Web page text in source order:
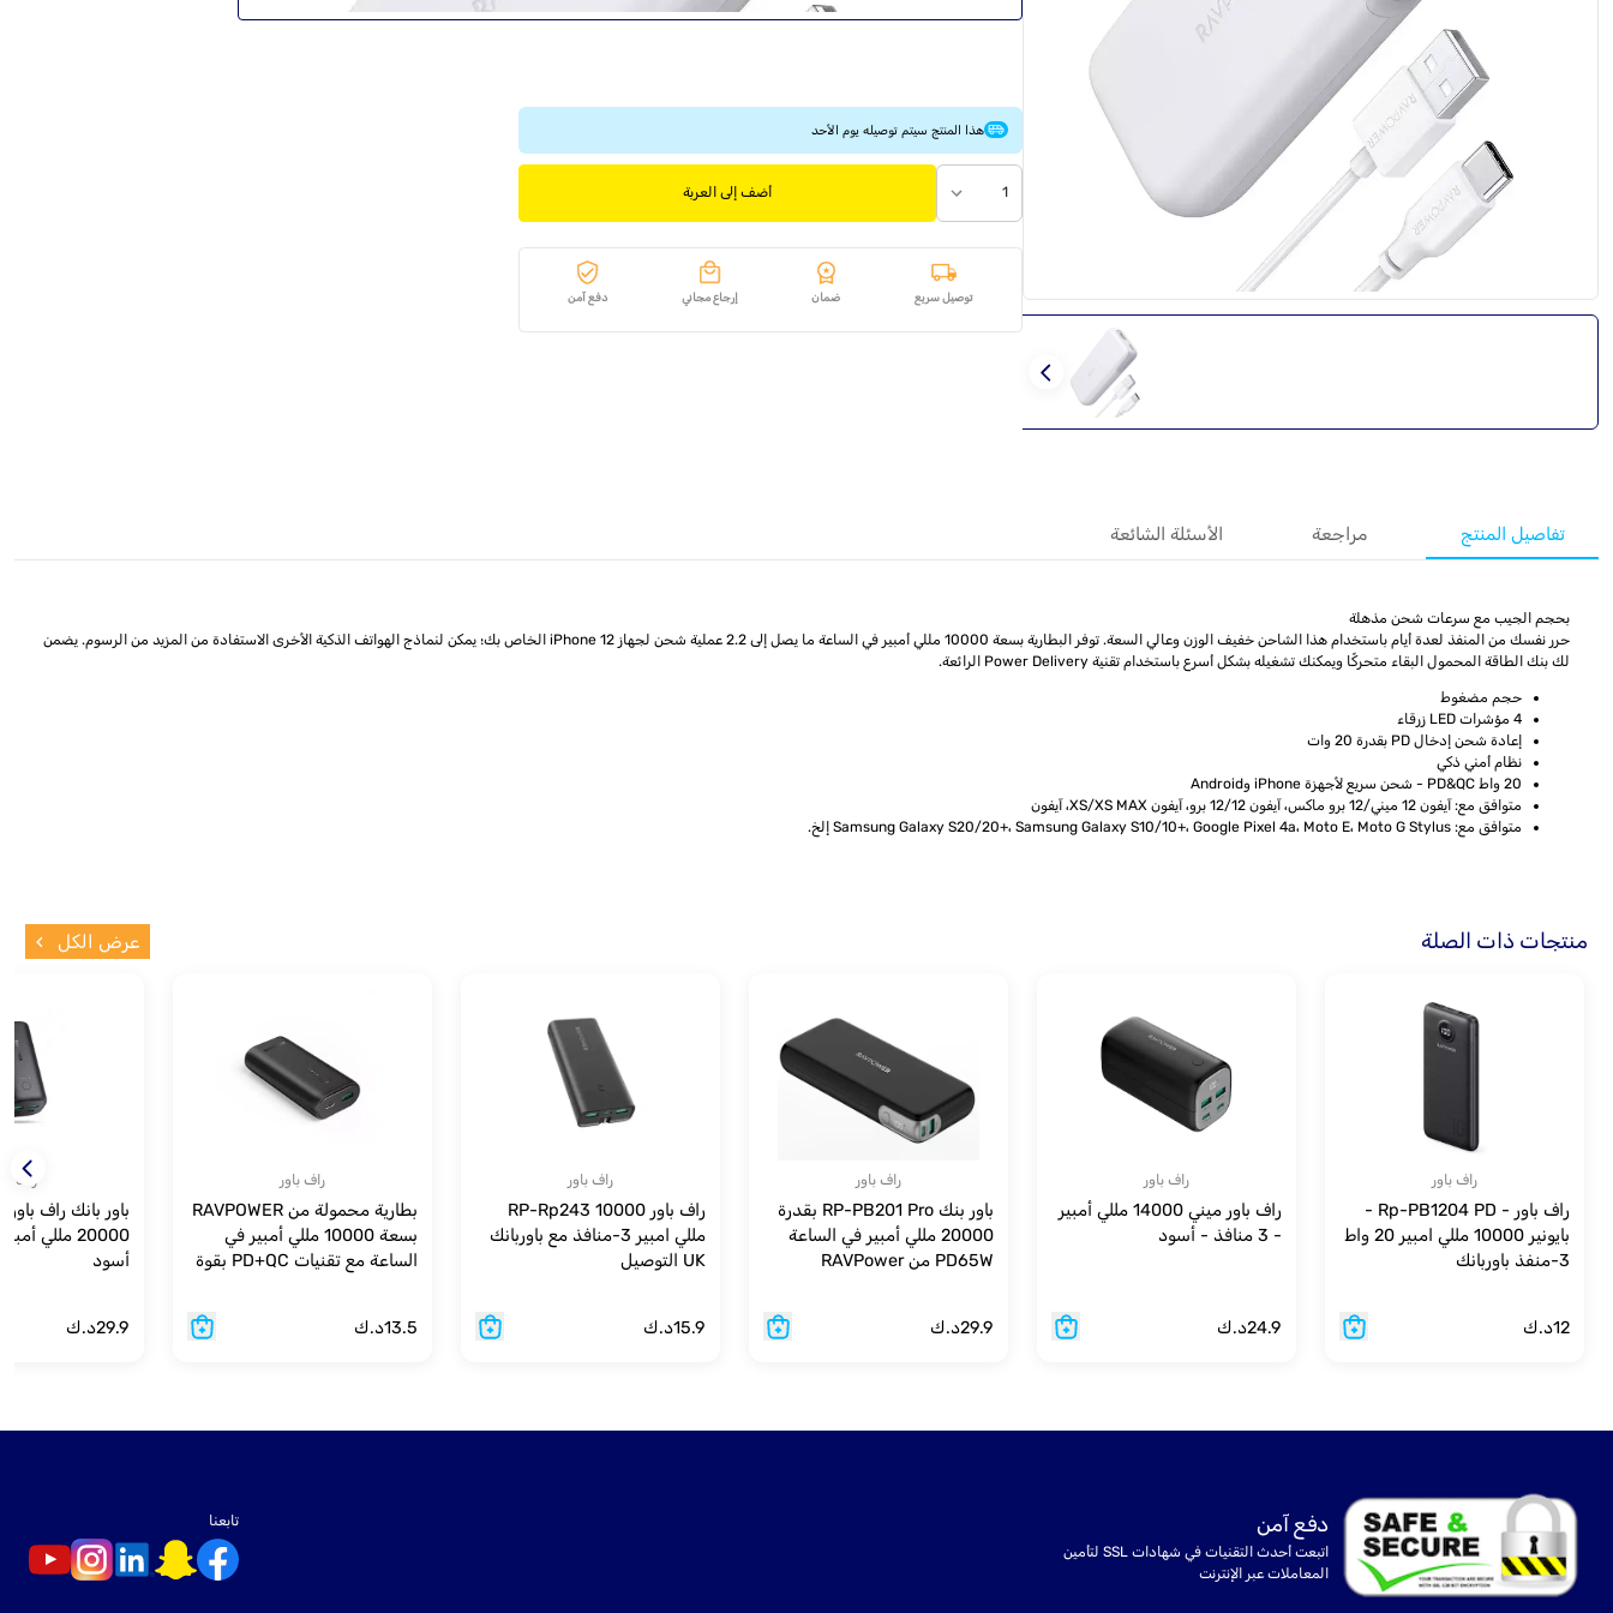
هذا المنتج سيتم توصيله يوم الأحد
1 أضف إلى العربة
توصيل سريع ضمان إرجاع مجاني دفع آمن
تفاصيل المنتج مراجعة الأسئلة الشائعة
بحجم الجيب مع سرعات شحن مذهلة
حرر نفسك من المنفذ لعدة أيام باستخدام هذا الشاحن خفيف الوزن وعالي السعة. توفر البطارية بسعة 10000 مللي أمبير في الساعة ما يصل إلى 2.2 عملية شحن لجهاز iPhone 12 الخاص بك؛ يمكن لنماذج الهواتف الذكية الأخرى الاستفادة من المزيد من الرسوم. يضمن
لك بنك الطاقة المحمول البقاء متحركًا ويمكنك تشغيله بشكل أسرع باستخدام تقنية Power Delivery الرائعة.
حجم مضغوط
4 مؤشرات LED زرقاء
إعادة شحن إدخال PD بقدرة 20 وات
نظام أمني ذكي
20 واط PD&QC - شحن سريع لأجهزة iPhone وAndroid
متوافق مع: آيفون 12 ميني/12 برو ماكس، آيفون 12/12 برو، آيفون XS/XS MAX، آيفون
متوافق مع: Samsung Galaxy S20/20+، Samsung Galaxy S10/10+، Google Pixel 4a، Moto E، Moto G Stylus إلخ.
منتجات ذات الصلة عرض الكل
راف باور
راف باور - Rp-PB1204 PD -
بايونير 10000 مللي امبير 20 واط
3-منفذ باوربانك
12د.ك
راف باور
راف باور ميني 14000 مللي أمبير
- 3 منافذ - أسود
24.9د.ك
راف باور
باور بنك RP-PB201 Pro بقدرة
20000 مللي أمبير في الساعة
PD65W من RAVPower
29.9د.ك
راف باور
راف باور RP-Rp243 10000
مللي امبير 3-منافذ مع باوربانك
UK التوصيل
15.9د.ك
راف باور
بطارية محمولة من RAVPOWER
بسعة 10000 مللي أمبير في
الساعة مع تقنيات PD+QC بقوة
13.5د.ك
راف
أسود
29.9د.ك
دفع آمن
اتبعت أحدث التقنيات في شهادات SSL لتأمين
المعاملات عبر الإنترنت
تابعنا